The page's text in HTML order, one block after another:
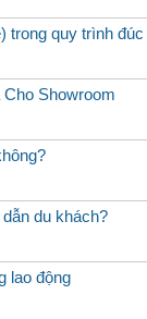
trong quy trình
Showroom
du khách?
lao động